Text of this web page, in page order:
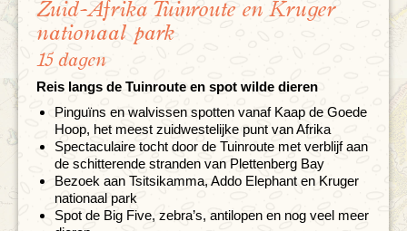
Zuid-Afrika Tuinroute en Kruger
nationaal park
15 dagen
Reis langs de Tuinroute en spot wilde dieren
Pinguïns en walvissen spotten vanaf Kaap de Goede
Hoop, het meest zuidwestelijke punt van Afrika
Spectaculaire tocht door de Tuinroute met verblijf aan
de schitterende stranden van Plettenberg Bay
Bezoek aan Tsitsikamma, Addo Elephant en Kruger
nationaal park
Spot de Big Five, zebra’s, antilopen en nog veel meer